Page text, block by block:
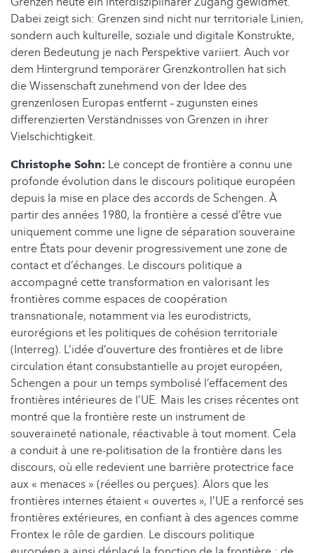
Dabei zeigt sich: Grenzen sind nicht nur territoriale Linien,
sondern auch kulturelle, soziale und digitale Konstrukte,
deren Bedeutung je nach Perspektive variiert. Auch vor
dem Hintergrund temporärer Grenzkontrollen hat sich
die Wissenschaft zunehmend von der Idee des
grenzenlosen Europas entfernt – zugunsten eines
differenzierten Verständnisses von Grenzen in ihrer
Vielschichtigkeit.
Christophe Sohn: Le concept de frontière a connu une
profonde évolution dans le discours politique européen
depuis la mise en place des accords de Schengen. À
partir des années 1980, la frontière a cessé d’être vue
uniquement comme une ligne de séparation souveraine
entre États pour devenir progressivement une zone de
contact et d’échanges. Le discours politique a
accompagné cette transformation en valorisant les
frontières comme espaces de coopération
transnationale, notamment via les eurodistricts,
eurorégions et les politiques de cohésion territoriale
(Interreg). L’idée d’ouverture des frontières et de libre
circulation étant consubstantielle au projet européen,
Schengen a pour un temps symbolisé l’effacement des
frontières intérieures de l’UE. Mais les crises récentes ont
montré que la frontière reste un instrument de
souveraineté nationale, réactivable à tout moment. Cela
a conduit à une re-politisation de la frontière dans les
discours, où elle redevient une barrière protectrice face
aux « menaces » (réelles ou perçues). Alors que les
frontières internes étaient « ouvertes », l’UE a renforcé ses
frontières extérieures, en confiant à des agences comme
Frontex le rôle de gardien. Le discours politique